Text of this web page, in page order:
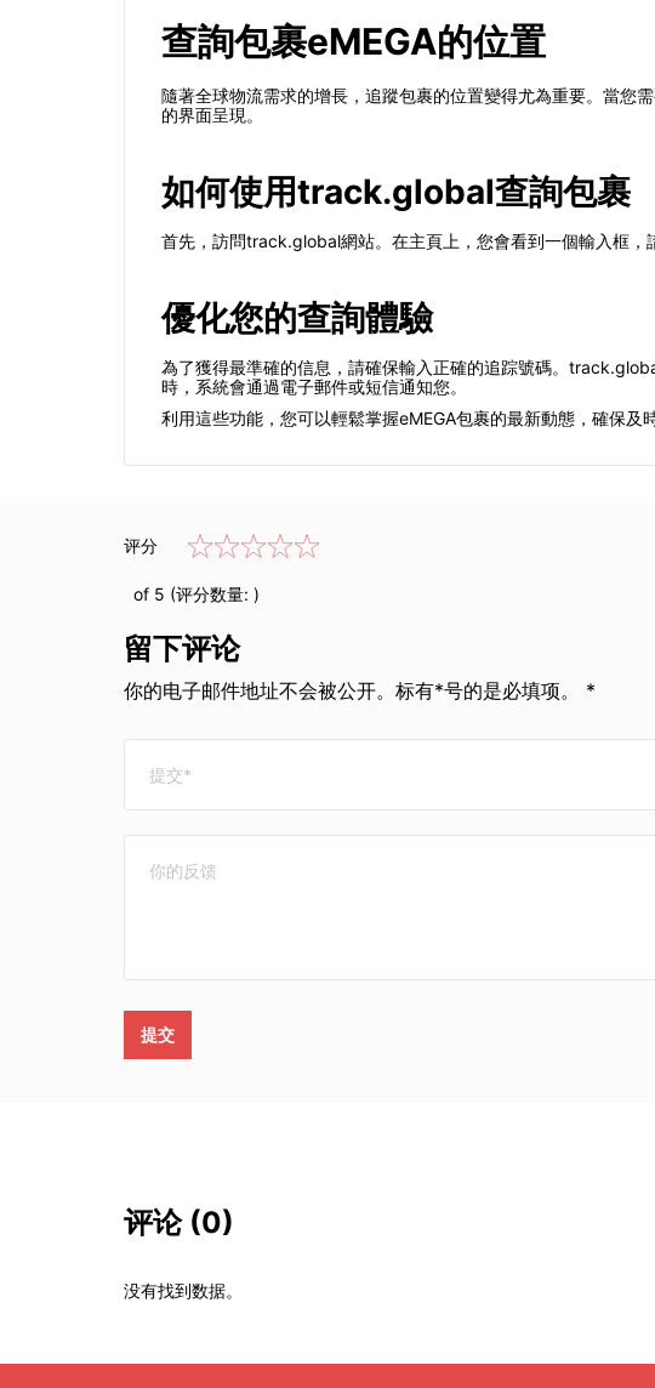
查詢包裹eMEGA的位置
隨著全球物流需求的增長，追蹤包裹的位置變得尤為重要。當您
的界面呈現。
如何使用track.global查詢包裹
首先，訪問track.global網站。在主頁上，您會看到一個輸入框，
優化您的查詢體驗
為了獲得最準確的信息，請確保輸入正確的追踪號碼。
時，系統會通過電子郵件或短信通知您。
利用這些功能，您可以輕鬆掌握eMEGA包裹的最新動態，確保及
评分
of 5 (评分数量: )
留下评论
你的电子邮件地址不会被公开。标有*号的是必填项。 *
提交
评论 (0)
没有找到数据。